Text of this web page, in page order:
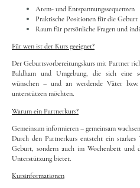
Atem- und Entspannungssequenzen
Praktische Positionen für die Geburt
Raum für persönliche Fragen und
Für wen ist der Kurs geeignet?
Der Geburtsvorbereitungskurs mit Partner
Baldham und Umgebung, die sich eine
wünschen – und an werdende Väter
unterstützen möchten.
Warum ein Partnerkurs?
Gemeinsam informieren – gemeinsam
Durch den Partnerkurs entsteht ein
Geburt, sondern auch im Wochenbett
Unterstützung bietet.
Kursinformationen